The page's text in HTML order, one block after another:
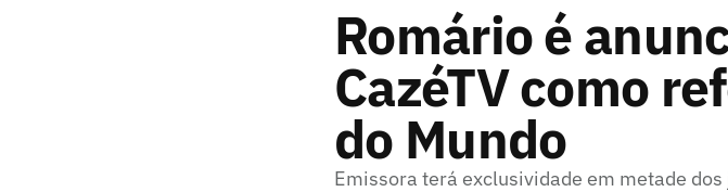
Romário é
CazéTV como
do Mundo
Emissora terá exclusividade em metade dos